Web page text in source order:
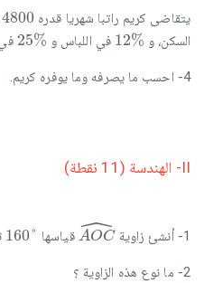
يتقاضى كريم راتبا شهريا قدره 4800
4800
السكن، و
12%
12% في اللباس و 25%
25%
4- احسب ما يصرفه وما يوفره كريم.
II- الھندسة (11 نقطة)
1- أنشئ زاوية ˆ
AOC
AOC^
قياسها 160°
160°
2- ما نوع هذه الزاوية ؟